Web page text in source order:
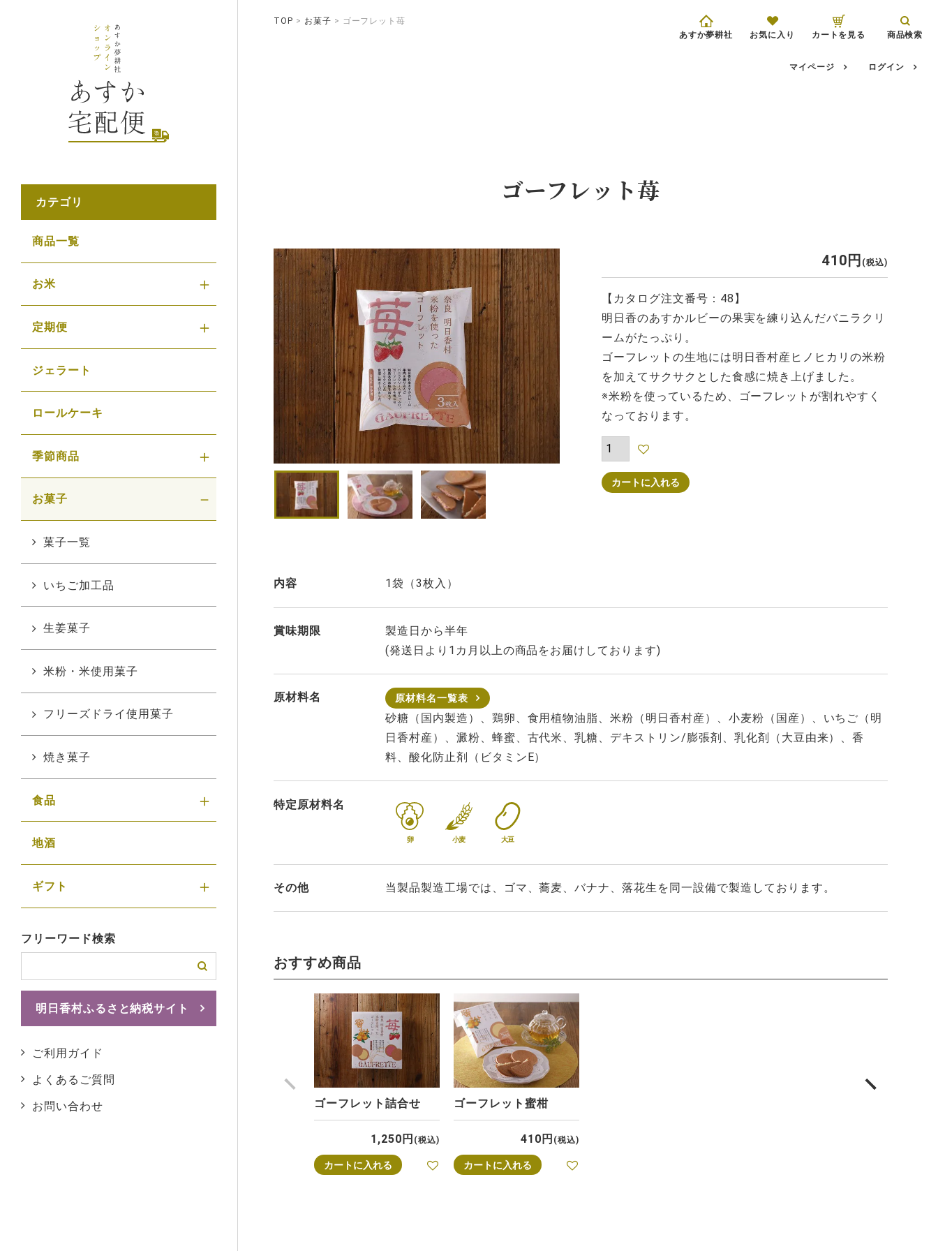
あすか夢耕社 お気に入り カートを見る 商品検索
マイページ ログイン
TOP お菓子 ゴーフレット苺
ゴーフレット苺
410 税込
【カタログ注文番号：48】
明日香のあすかルビーの果実を練り込んだバニラクリ
ームがたっぷり。
ゴーフレットの生地には明日香村産ヒノヒカリの米粉
を加えてサクサクとした食感に焼き上げました。
※米粉を使っているため、ゴーフレットが割れやすく
なっております。
カートに入れる
内容 1袋（3枚入）
賞味期限
製造日から半年
(発送日より1カ月以上の商品をお届けしております)
原材料名 原材料名一覧表
砂糖（国内製造）、鶏卵、食用植物油脂、米粉（明日香村産）、小麦粉（国産）、いちご（明
日香村産）、澱粉、蜂蜜、古代米、乳糖、デキストリン/膨張剤、乳化剤（大豆由来）、香
料、酸化防止剤（ビタミンE）
特定原材料名
卵 小麦 大豆
その他 当製品製造工場では、ゴマ、蕎麦、バナナ、落花生を同一設備で製造しております。
おすすめ商品
ゴーフレット詰合せ
1,250 税込
カートに入れる
ゴーフレット蜜柑
410 税込
カートに入れる
カテゴリ
商品一覧
お米
定期便
ジェラート
ロールケーキ
季節商品
お菓子
菓子一覧
いちご加工品
生姜菓子
米粉・米使用菓子
フリーズドライ使用菓子
焼き菓子
食品
地酒
ギフト
フリーワード検索
明日香村ふるさと納税サイト
ご利用ガイド
よくあるご質問
お問い合わせ